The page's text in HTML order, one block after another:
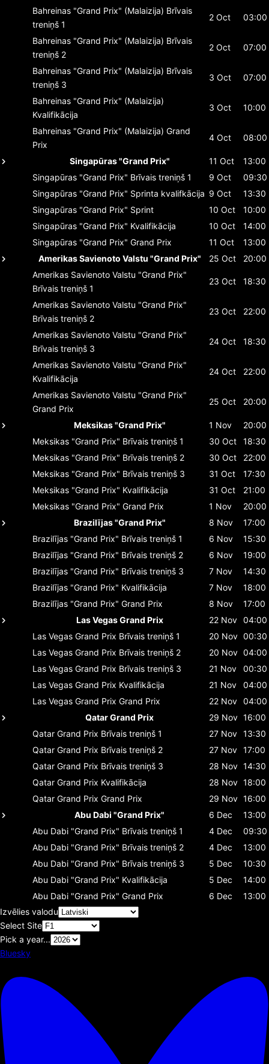
Bahreinas "Grand Prix" (Malaizija) Brīvais
treniņš 1
2 Oct 03:00
Bahreinas "Grand Prix" (Malaizija) Brīvais
treniņš 2
2 Oct 07:00
Bahreinas "Grand Prix" (Malaizija) Brīvais
treniņš 3
3 Oct 07:00
Bahreinas "Grand Prix" (Malaizija)
Kvalifikācija
3 Oct 10:00
Bahreinas "Grand Prix" (Malaizija) Grand
Prix
4 Oct 08:00
Singapūras "Grand Prix" 11 Oct
13:00
Singapūras "Grand Prix" Brīvais treniņš 1 9 Oct
09:30
Singapūras "Grand Prix" Sprinta kvalifkācija 9 Oct
13:30
Singapūras "Grand Prix" Sprint 10 Oct
10:00
Singapūras "Grand Prix" Kvalifikācija 10 Oct
14:00
Singapūras "Grand Prix" Grand Prix 11 Oct
13:00
Amerikas Savienoto Valstu "Grand Prix"
25 Oct
20:00
Amerikas Savienoto Valstu "Grand Prix"
Brīvais treniņš 1
23 Oct 18:30
Amerikas Savienoto Valstu "Grand Prix"
Brīvais treniņš 2
23 Oct 22:00
Amerikas Savienoto Valstu "Grand Prix"
Brīvais treniņš 3
24 Oct 18:30
Amerikas Savienoto Valstu "Grand Prix"
Kvalifikācija
24 Oct 22:00
Amerikas Savienoto Valstu "Grand Prix"
Grand Prix
25 Oct 20:00
Meksikas "Grand Prix" 1 Nov
20:00
Meksikas "Grand Prix" Brīvais treniņš 1 30 Oct
18:30
Meksikas "Grand Prix" Brīvais treniņš 2 30 Oct
22:00
Meksikas "Grand Prix" Brīvais treniņš 3 31 Oct
17:30
Meksikas "Grand Prix" Kvalifikācija 31 Oct
21:00
Meksikas "Grand Prix" Grand Prix 1 Nov
20:00
Brazilījas "Grand Prix"
8 Nov
17:00
Brazilījas "Grand Prix" Brīvais treniņš 1 6 Nov
15:30
Brazilījas "Grand Prix" Brīvais treniņš 2 6 Nov
19:00
Brazilījas "Grand Prix" Brīvais treniņš 3 7 Nov
14:30
Brazilījas "Grand Prix" Kvalifikācija 7 Nov
18:00
Brazilījas "Grand Prix" Grand Prix 8 Nov
17:00
Las Vegas Grand Prix
22 Nov 04:00
Las Vegas Grand Prix Brīvais treniņš 1 20 Nov 00:30
Las Vegas Grand Prix Brīvais treniņš 2 20 Nov 04:00
Las Vegas Grand Prix Brīvais treniņš 3 21 Nov
00:30
Las Vegas Grand Prix Kvalifikācija 21 Nov
04:00
Las Vegas Grand Prix Grand Prix 22 Nov 04:00
Qatar Grand Prix
29 Nov 16:00
Qatar Grand Prix Brīvais treniņš 1 27 Nov 13:30
Qatar Grand Prix Brīvais treniņš 2 27 Nov 17:00
Qatar Grand Prix Brīvais treniņš 3 28 Nov 14:30
Qatar Grand Prix Kvalifikācija 28 Nov 18:00
Qatar Grand Prix Grand Prix 29 Nov 16:00
Abu Dabi "Grand Prix"
6 Dec
13:00
Abu Dabi "Grand Prix" Brīvais treniņš 1 4 Dec
09:30
Abu Dabi "Grand Prix" Brīvais treniņš 2 4 Dec
13:00
Abu Dabi "Grand Prix" Brīvais treniņš 3 5 Dec
10:30
Abu Dabi "Grand Prix" Kvalifikācija 5 Dec
14:00
Abu Dabi "Grand Prix" Grand Prix 6 Dec
13:00
Izvēlies valodu
Select Site
Pick a year...
Bluesky